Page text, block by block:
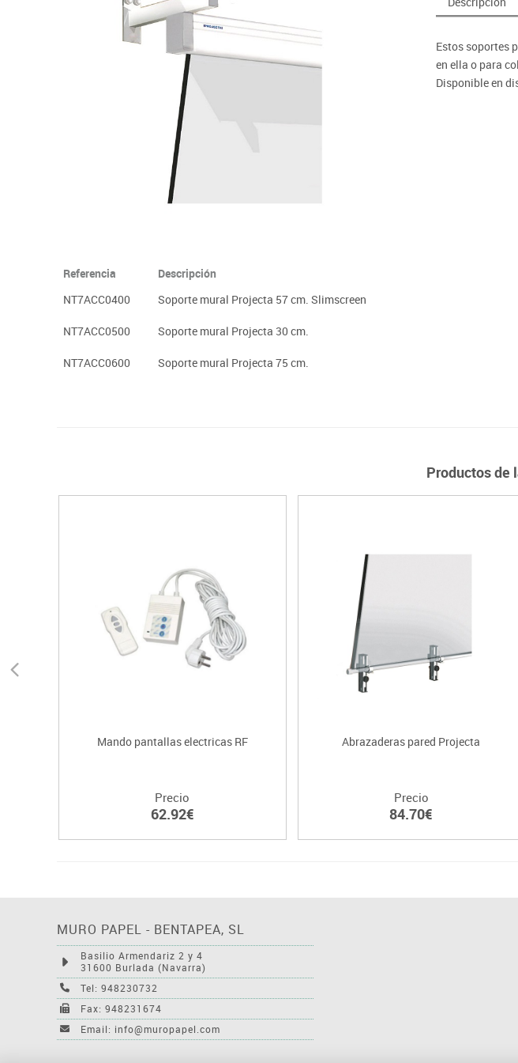
Informática
Manualidades
Plastifica, encuaderna, destruye
Juegos heurísticos
Juegos de mesa
Juegos simbólicos
Sillas, bancos y taburetes
Deportes raqueta
Estos soportes
en ella o para
Disponible en
Referencia Descripción
NT7ACC0400
Soporte mural Projecta 57 cm. Slimscreen
NT7ACC0500 Soporte mural Projecta 30 cm.
NT7ACC0600 Soporte mural Projecta 75 cm.
Productos de
Mando pantallas electricas RF
Precio
62.92€
Abrazaderas pared Projecta
Precio
84.70€
MURO PAPEL - BENTAPEA, SL
Basilio Armendariz 2 y 4
31600 Burlada (Navarra)
Tel: 948230732
Fax: 948231674
Email: info@muropapel.com